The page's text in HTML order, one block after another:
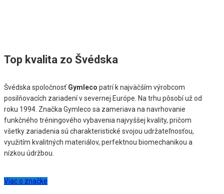
Top kvalita zo Švédska
Švédska spoločnosť Gymleco patrí k najväčším výrobcom
posilňovacích zariadení v severnej Európe. Na trhu pôsobí už od
roku 1994. Značka Gymleco sa zameriava na navrhovanie
funkčného tréningového vybavenia najvyššej kvality, pričom
všetky zariadenia sú charakteristické svojou udržateľnosťou,
využitím kvalitných materiálov, perfektnou biomechanikou a
nízkou údržbou.
Viac o značke